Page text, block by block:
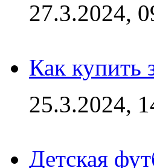
27.3.2024,
Как купить
25.3.2024,
Детская